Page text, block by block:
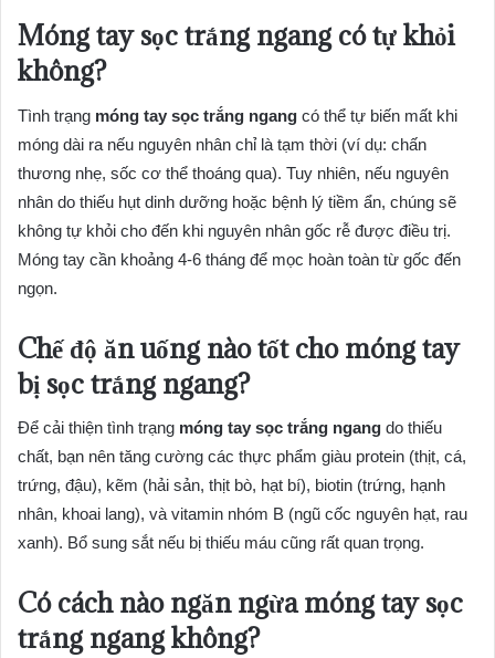
Móng tay sọc trắng ngang có tự khỏi
không?
Tình trạng móng tay sọc trắng ngang có thể tự biến mất khi
móng dài ra nếu nguyên nhân chỉ là tạm thời (ví dụ: chấn
thương nhẹ, sốc cơ thể thoáng qua). Tuy nhiên, nếu nguyên
nhân do thiếu hụt dinh dưỡng hoặc bệnh lý tiềm ẩn, chúng sẽ
không tự khỏi cho đến khi nguyên nhân gốc rễ được điều trị.
Móng tay cần khoảng 4-6 tháng để mọc hoàn toàn từ gốc đến
ngọn.
Chế độ ăn uống nào tốt cho móng tay
bị sọc trắng ngang?
Để cải thiện tình trạng móng tay sọc trắng ngang do thiếu
chất, bạn nên tăng cường các thực phẩm giàu protein (thịt, cá,
trứng, đậu), kẽm (hải sản, thịt bò, hạt bí), biotin (trứng, hạnh
nhân, khoai lang), và vitamin nhóm B (ngũ cốc nguyên hạt, rau
xanh). Bổ sung sắt nếu bị thiếu máu cũng rất quan trọng.
Có cách nào ngăn ngừa móng tay sọc
trắng ngang không?